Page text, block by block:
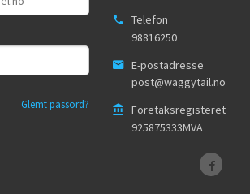
Glemt passord?
Telefon
98816250
E-postadresse
post@waggytail.no
Foretaksregisteret
925875333MVA